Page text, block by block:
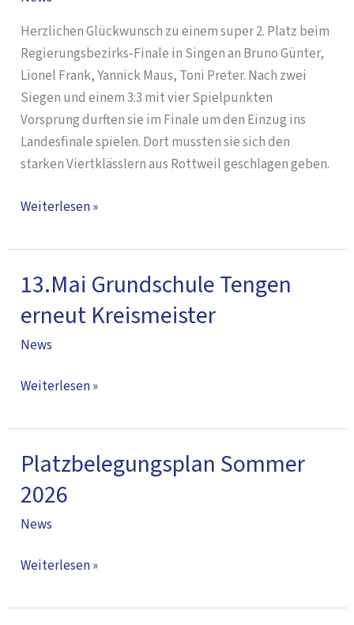
Herzlichen Glückwunsch zu einem super 2. Platz beim
Regierungsbezirks-Finale in Singen an Bruno Günter,
Lionel Frank, Yannick Maus, Toni Preter. Nach zwei
Siegen und einem 3:3 mit vier Spielpunkten
Vorsprung durften sie im Finale um den Einzug ins
Landesfinale spielen. Dort mussten sie sich den
starken Viertklässlern aus Rottweil geschlagen geben.
erreicht
2.
Platz
beim
RP
Finale
Weiterlesen »
13.Mai Grundschule Tengen
erneut Kreismeister
News
13.Mai
Tengen
erneut
Weiterlesen »
Platzbelegungsplan Sommer
2026
News
Platzbelegungsplan
2026
Weiterlesen »